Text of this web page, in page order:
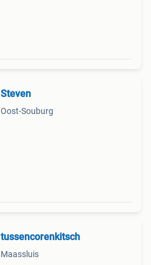
Steven
Oost-Souburg
tussencorenkitsch
Maassluis